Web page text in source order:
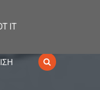
IT